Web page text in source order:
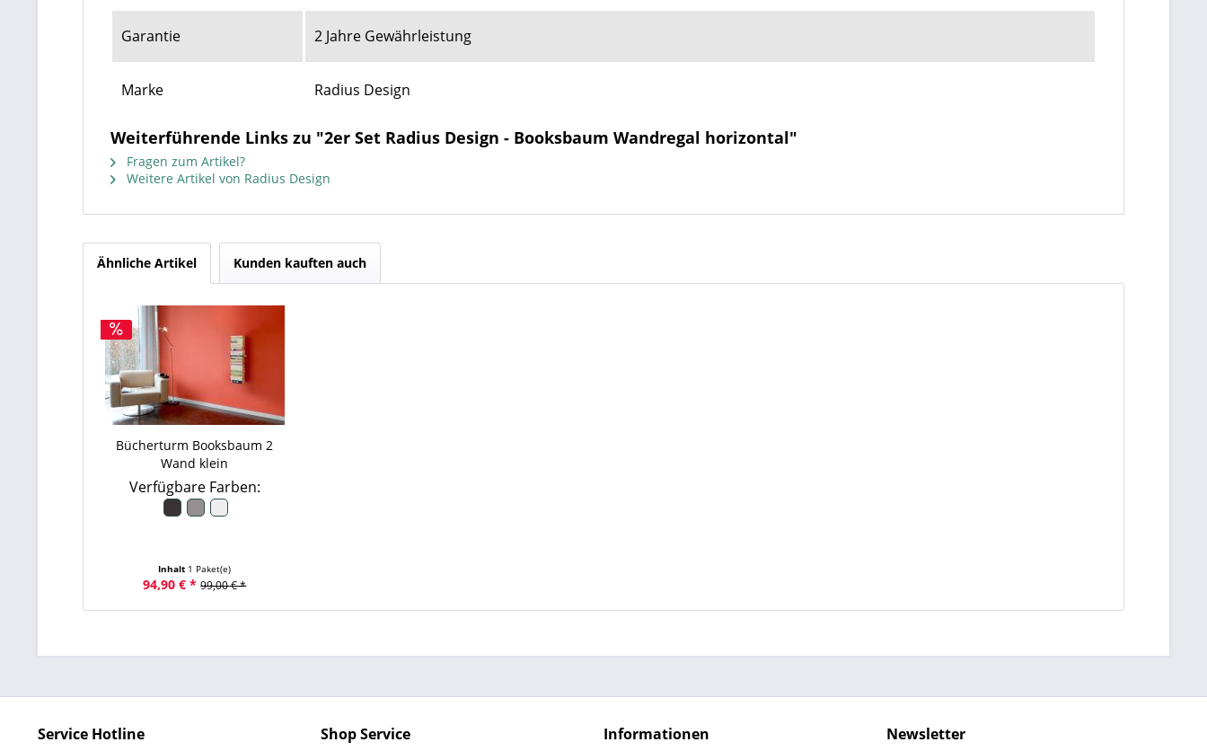
Garantie 2 Jahre Gewährleistung
Marke Radius Design
Weiterführende Links zu "2er Set Radius Design - Booksbaum Wandregal horizontal"
Fragen zum Artikel?
Weitere Artikel von Radius Design
Ähnliche Artikel Kunden kauften auch
Bücherturm Booksbaum 2
Wand klein
Verfügbare Farben:
Inhalt 1 Paket(e)
94,90 € * 99,00 € *
Service Hotline Shop Service Informationen Newsletter